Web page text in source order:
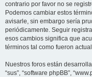
contrario por favor no se
Podemos cambiar estos
avisarle, sin embargo sería
periódicamente. Seguir
esos cambios significa que
términos tal como fueron
Nuestros foros están
“sus”, “software phpBB”,